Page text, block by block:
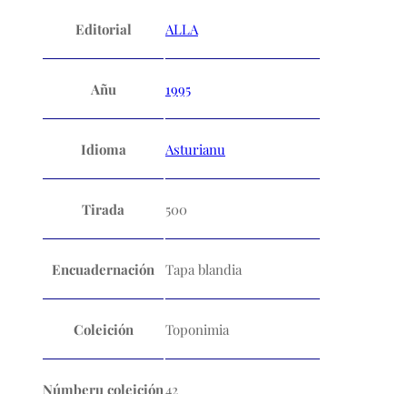
Editorial ALLA
Añu 1995
Idioma Asturianu
Tirada 500
Encuadernación Tapa blandia
Coleición Toponimia
Númberu coleición42